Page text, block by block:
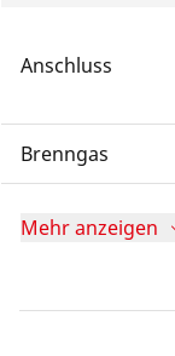
Anschluss
Brenngas
Mehr anzeigen